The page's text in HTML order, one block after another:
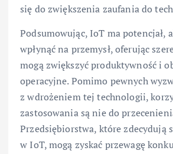
się do zwiększenia zaufania do
Podsumowując, IoT ma potencjał,
wpłynąć na przemysł, oferując
mogą zwiększyć produktywność i
operacyjne. Pomimo pewnych
z wdrożeniem tej technologii,
zastosowania są nie do
Przedsiębiorstwa, które zdecydują
w IoT, mogą zyskać przewagę